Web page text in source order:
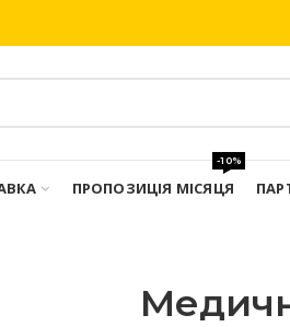
ПРОПОЗИЦІЯ МІСЯЦЯ
-10%